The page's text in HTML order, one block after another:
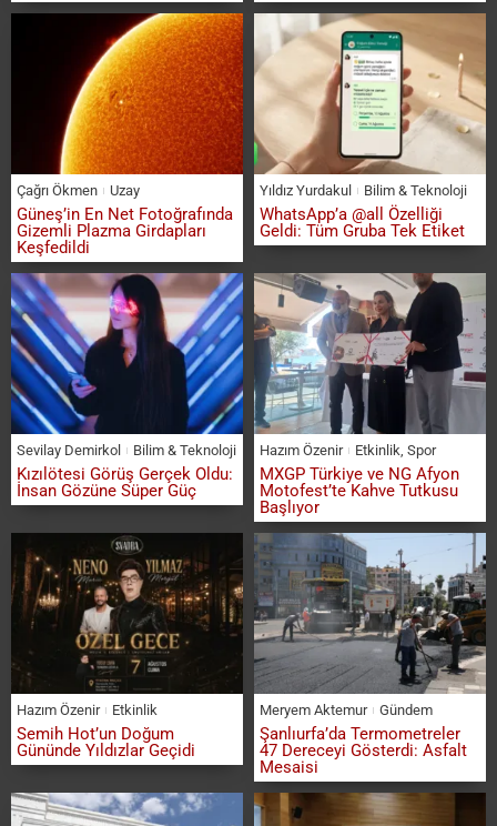
Çağrı Ökmen Uzay
Güneş’in En Net Fotoğrafında
Gizemli Plazma Girdapları
Keşfedildi
Yıldız Yurdakul Bilim & Teknoloji
WhatsApp’a @all Özelliği
Geldi: Tüm Gruba Tek Etiket
Sevilay Demirkol Bilim & Teknoloji
Kızılötesi Görüş Gerçek Oldu:
İnsan Gözüne Süper Güç
Hazım Özenir Etkinlik, Spor
MXGP Türkiye ve NG Afyon
Motofest’te Kahve Tutkusu
Başlıyor
Hazım Özenir Etkinlik
Semih Hot’un Doğum
Gününde Yıldızlar Geçidi
Meryem Aktemur Gündem
Şanlıurfa’da Termometreler
47 Dereceyi Gösterdi: Asfalt
Mesaisi